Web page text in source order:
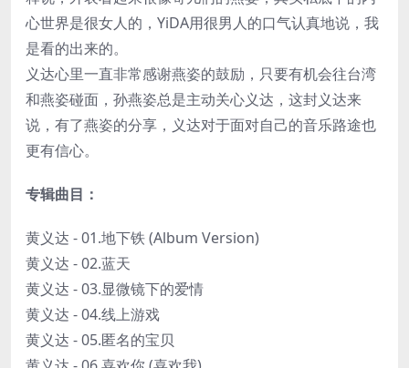
心世界是很女人的，YiDA用很男人的口气认真地说，我
是看的出来的。
义达心里一直非常感谢燕姿的鼓励，只要有机会往台湾
和燕姿碰面，孙燕姿总是主动关心义达，这封义达来
说，有了燕姿的分享，义达对于面对自己的音乐路途也
更有信心。
专辑曲目：
黄义达 - 01.地下铁 (Album Version)
黄义达 - 02.蓝天
黄义达 - 03.显微镜下的爱情
黄义达 - 04.线上游戏
黄义达 - 05.匿名的宝贝